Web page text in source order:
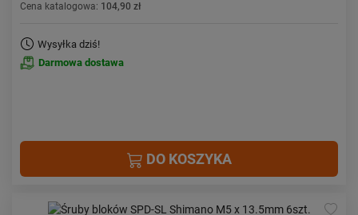
Cena katalogowa: 104,90 zł
Wysyłka dziś!
Darmowa dostawa
DO KOSZYKA